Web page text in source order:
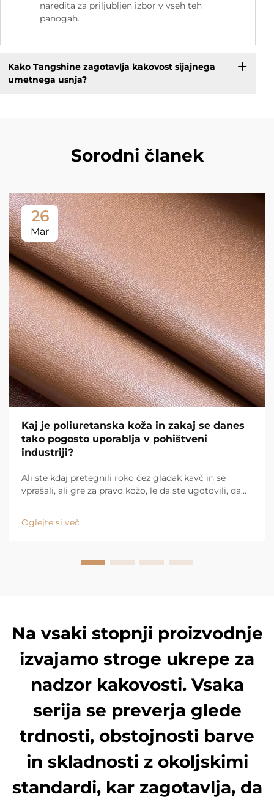
naredita za priljubljen izbor v vseh teh
panogah.
Kako Tangshine zagotavlja kakovost sijajnega
umetnega usnja?
Sorodni članek
26
Mar
Kaj je poliuretanska koža in zakaj se danes
tako pogosto uporablja v pohištveni
industriji?
Ali ste kdaj pretegnili roko čez gladak kavč in se
vprašali, ali gre za pravo kožo, le da ste ugotovili, da
Danes je povsod – od modne pohištvene opreme za
stanovanja do visokokakovostnih kavčev za ...
Oglejte si več
Na vsaki stopnji proizvodnje
izvajamo stroge ukrepe za
nadzor kakovosti. Vsaka
serija se preverja glede
trdnosti, obstojnosti barve
in skladnosti z okoljskimi
standardi, kar zagotavlja, da